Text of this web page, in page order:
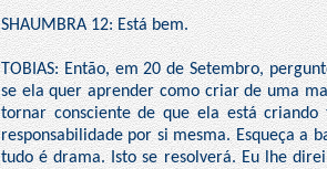
SHAUMBRA 12: Está bem.
TOBIAS: Então, em 20 de Setembro,
se ela quer aprender como criar de uma
tornar consciente de que ela está
responsabilidade por si mesma. Esqueça a
tudo é drama. Isto se resolverá. Eu lhe